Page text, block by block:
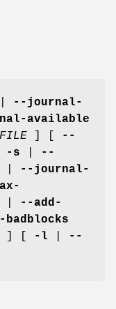
--journal-
available
FILE
--
-s
--
--journal-
--add-
badblocks
-l
--